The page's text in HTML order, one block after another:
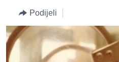
pretragu
SJEDINJENE AMERIČKE
BOSNA I HERCEGOVINA
NAUKA I TEHNOLOGIJA
SPECIJALNI PROJEKTI
KORUPCIJA
Podijeli